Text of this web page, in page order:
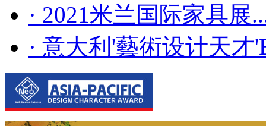
· 2021米兰国际家具展
· 意大利'藝術设计天才